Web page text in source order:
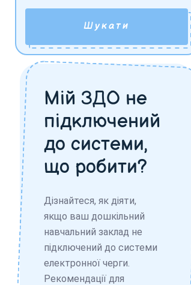
Шукати
Мій ЗДО не
підключений
до системи,
що робити?
Дізнайтеся, як діяти,
якщо ваш дошкільний
навчальний заклад не
підключений до системи
електронної черги.
Рекомендації для